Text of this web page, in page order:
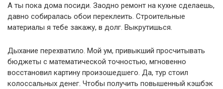
А ты пока дома посиди. Заодно ремонт на кухне сделаешь,
давно собиралась обои переклеить. Строительные
материалы я тебе закажу, в долг. Выкрутишься.
Дыхание перехватило. Мой ум, привыкший просчитывать
бюджеты с математической точностью, мгновенно
восстановил картину произошедшего. Да, тур стоил
колоссальных денег. Чтобы получить повышенный кэшбэк